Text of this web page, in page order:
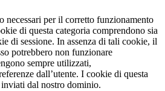
necessari per il corretto funzionamento
di questa categoria comprendono sia
di sessione. In assenza di tali cookie, il
potrebbero non funzionare
sempre utilizzati,
dall’utente. I cookie di questa
dal nostro dominio.